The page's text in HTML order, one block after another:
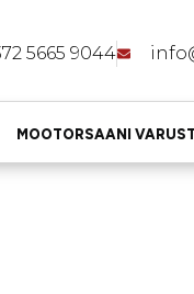
5665 9044
MOOTORSAANI